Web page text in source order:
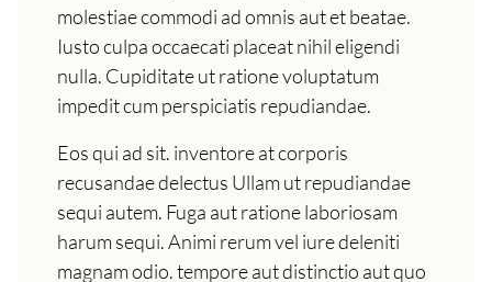
molestiae commodi ad omnis aut et beatae.
Iusto culpa occaecati placeat nihil eligendi
nulla. Cupiditate ut ratione voluptatum
impedit cum perspiciatis repudiandae.
Eos qui ad sit. inventore at corporis
recusandae delectus Ullam ut repudiandae
sequi autem. Fuga aut ratione laboriosam
harum sequi. Animi rerum vel iure deleniti
magnam odio. tempore aut distinctio aut quo